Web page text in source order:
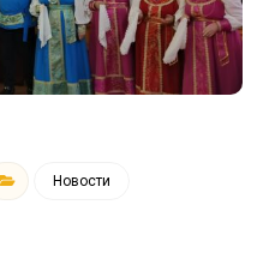
Новости